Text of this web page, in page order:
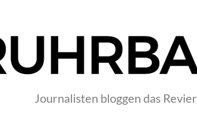
Journalisten bloggen das Revier